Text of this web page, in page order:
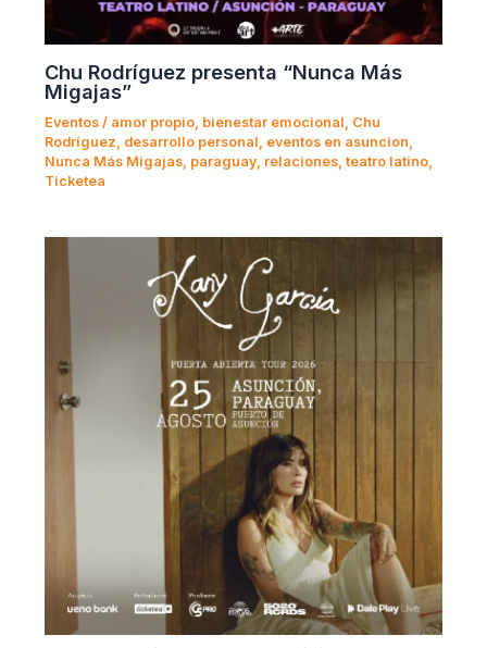
Chu Rodríguez presenta “Nunca Más
Migajas”
Eventos / amor propio, bienestar emocional, Chu
Rodríguez, desarrollo personal, eventos en asuncion,
Nunca Más Migajas, paraguay, relaciones,teatro latino,
Ticketea